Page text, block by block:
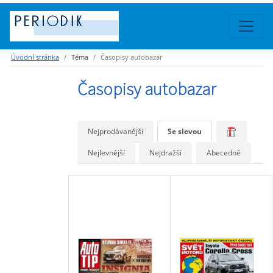
Úvodní stránka Téma Časopisy autobazar
Časopisy autobazar
Nejprodávanější Se slevou
Nejlevnější Nejdražší Abecedně